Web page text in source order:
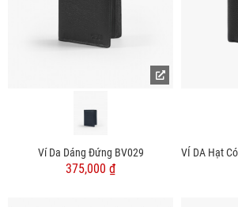
Ví Da Dáng Đứng BV029
375,000 ₫